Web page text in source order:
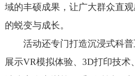
丰富的展品、新奇的体验，让现场
式感受科学魅力。“今天的科普展特别
次近距离看到智能机器人、机器狗，
学并不遥远。”阿图什市昆山第二小学